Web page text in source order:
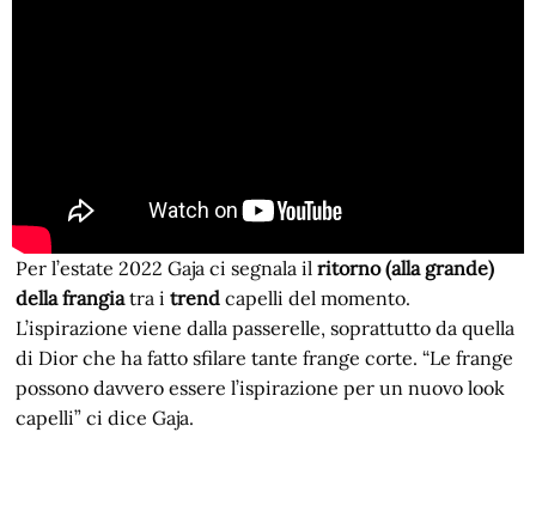
Per l’estate 2022 Gaja ci segnala ilritorno (alla grande)
della frangiatra itrendcapelli del momento.
L’ispirazione viene dalla passerelle, soprattutto da quella
di Dior che ha fatto sfilare tante frange corte. “Le frange
possono davvero essere l’ispirazione per un nuovo look
capelli” ci dice Gaja.